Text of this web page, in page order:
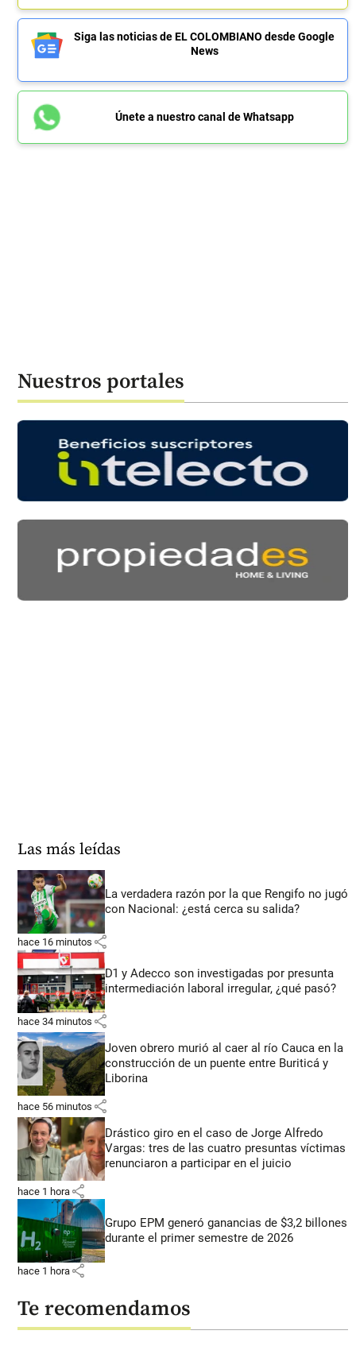
Siga las noticias de EL COLOMBIANO desde Google
News
Únete a nuestro canal de Whatsapp
Nuestros portales
Las más leídas
La verdadera razón por la que Rengifo no jugó
con Nacional: ¿está cerca su salida?
hace 16 minutos share
D1 y Adecco son investigadas por presunta
intermediación laboral irregular, ¿qué pasó?
hace 34 minutos share
Joven obrero murió al caer al río Cauca en la
construcción de un puente entre Buriticá y
Liborina
hace 56 minutos share
Drástico giro en el caso de Jorge Alfredo
Vargas: tres de las cuatro presuntas víctimas
renunciaron a participar en el juicio
hace 1 hora share
Grupo EPM generó ganancias de $3,2 billones
durante el primer semestre de 2026
hace 1 hora share
Te recomendamos